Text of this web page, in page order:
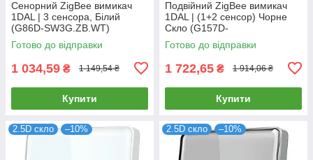
Сенорний ZigBee вимикач
1DAL | 3 сенсора, Білий
(G86D-SW3G.ZB.WT)
Готово до відправки
1 034,59 ₴ 1 149,54 ₴
Купити
Подвійний ZigBee вимикач
1DAL | (1+2 сенсор) Чорне
Скло (G157D-
SW1G2G.ZB.BL)
Готово до відправки
1 722,65 ₴ 1 914,06 ₴
Купити
2.5D скло –10% 2.5D скло –10%